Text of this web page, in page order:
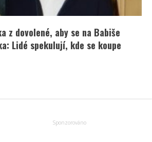
z dovolené, aby se na Babiše
Lidé spekulují, kde se koupe